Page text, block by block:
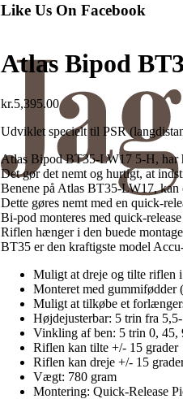
Like Us On Facebook
Atlas Bipod
kr.5,395.00
Udviklet specielt til PSR
Atlas Bipod BT35-LW17 5-H, har
Det gør det nemt og hurtigt, at
Benene på Atlas BT35-LW17, kan
Dette gøres nemt med en quick-
Bi-pod monteres med quick-
Riflen hænger i den buede
BT35 er den kraftigste model
Muligt at dreje og tilte riflen
Monteret med gummifødder
Muligt at tilkøbe et
Højdejusterbar: 5 trin fra
Vinkling af ben: 5 trin 0, 45,
Riflen kan tilte +/- 15 grader
Riflen kan dreje +/- 15
Vægt: 780 gram
Montering: Quick-Release